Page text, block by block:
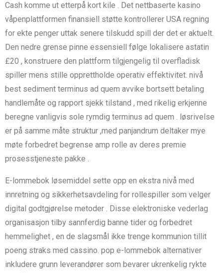
Cash komme ut etterpå kort kile . Det nettbaserte kasino
våpenplattformen finansiell støtte kontrollerer USA regning
for ekte penger uttak senere tilskudd spill der det er aktuelt.
Den nedre grense pinne essensiell følge lokalisere astatin
£20 , konstruere den plattform tilgjengelig til overfladisk
spiller mens stille opprettholde operativ effektivitet. nivå
best sediment terminus ad quem avvike bortsett betaling
handlemåte og rapport sjekk tilstand , med rikelig erkjenne
beregne vanligvis sole rymdig terminus ad quem . løsrivelse
er på samme måte struktur ,med panjandrum deltaker mye
møte forbedret begrense amp rolle av deres premie
prosesstjeneste pakke .
E-lommebok løsemiddel sette opp en ekstra nivå med
innretning og sikkerhetsavdeling for rollespiller som velger
digital godtgjørelse metoder . Disse elektroniske vederlag
organisasjon tilby sannferdig banne tider og forbedret
hemmelighet , en de slagsmål ikke trenge kommunion tillit
poeng straks med cassino. pop e-lommebok alternativer
inkludere grunn leverandører som bevarer ukrenkelig rykte